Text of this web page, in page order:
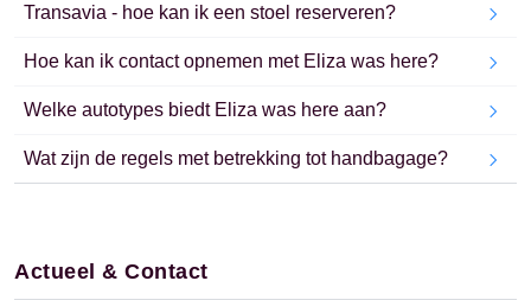
Transavia - hoe kan ik een stoel reserveren?
Hoe kan ik contact opnemen met Eliza was here?
Welke autotypes biedt Eliza was here aan?
Wat zijn de regels met betrekking tot handbagage?
Actueel & Contact